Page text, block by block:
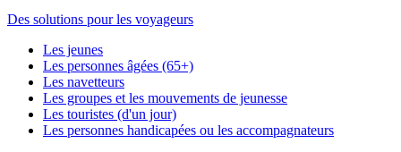
Des solutions pour les voyageurs
Les jeunes
Les personnes âgées (65+)
Les navetteurs
Les groupes et les mouvements de jeunesse
Les touristes (d'un jour)
Les personnes handicapées ou les accompagnateurs